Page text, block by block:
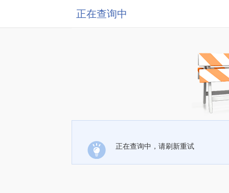
正在查询中
正在查询中，请刷新重试